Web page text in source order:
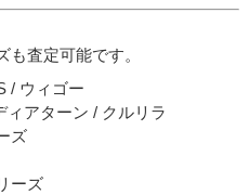
査定可能です。
/ ウィゴー
ィアターン / クルリラ
ズ
ーズ